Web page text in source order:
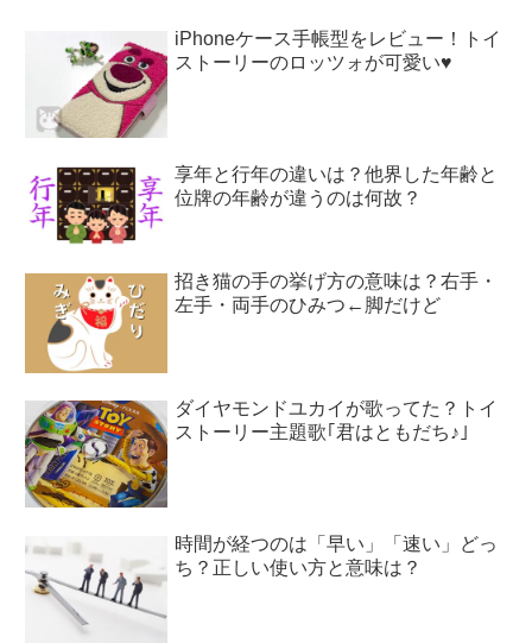
iPhoneケース手帳型をレビュー！トイ
ストーリーのロッツォが可愛い♥
享年と行年の違いは？他界した年齢と
位牌の年齢が違うのは何故？
招き猫の手の挙げ方の意味は？右手・
左手・両手のひみつ←脚だけど
ダイヤモンドユカイが歌ってた？トイ
ストーリー主題歌｢君はともだち♪｣
時間が経つのは「早い」「速い」どっ
ち？正しい使い方と意味は？